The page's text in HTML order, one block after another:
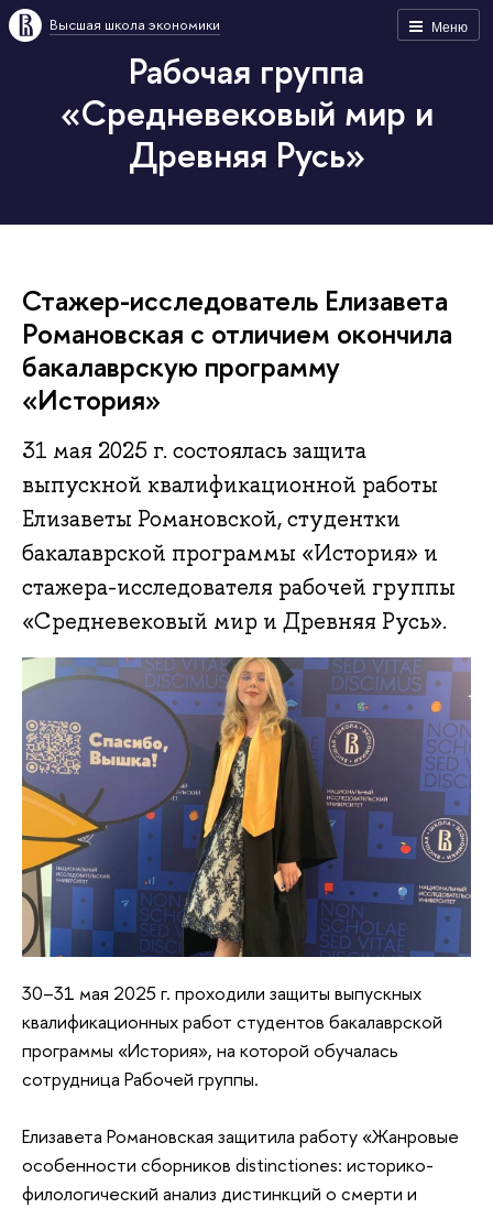
Меню
Высшая школа экономики
Рабочая группа
«Средневековый мир и
Древняя Русь»
Стажер-исследователь Елизавета
Романовская с отличием окончила
бакалаврскую программу
«История»
31 мая 2025 г. состоялась защита
выпускной квалификационной работы
Елизаветы Романовской, студентки
бакалаврской программы «История» и
стажера-исследователя рабочей группы
«Средневековый мир и Древняя Русь».
30–31 мая 2025 г. проходили защиты выпускных
квалификационных работ студентов бакалаврской
программы «История», на которой обучалась
сотрудница Рабочей группы.
Елизавета Романовская защитила работу «Жанровые
особенности сборников distinctiones: историко-
филологический анализ дистинкций о смерти и